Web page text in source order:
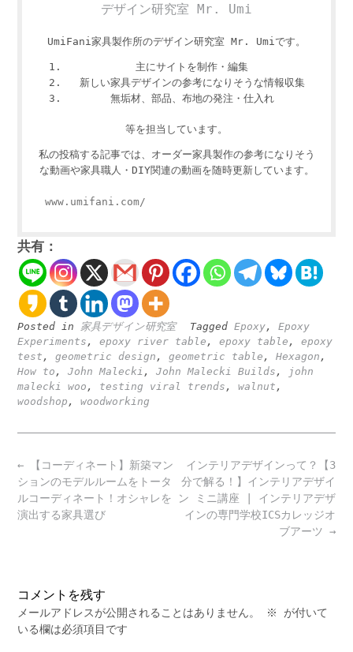
デザイン研究室 Mr. Umi
UmiFani家具製作所のデザイン研究室 Mr. Umiです。
主にサイトを制作・編集
新しい家具デザインの参考になりそうな情報収集
無垢材、部品、布地の発注・仕入れ
等を担当しています。
私の投稿する記事では、オーダー家具製作の参考になりそう
な動画や家具職人・DIY関連の動画を随時更新しています。
www.umifani.com/
共有：
Posted in 家具デザイン研究室 Tagged Epoxy, Epoxy
Experiments , epoxy river table , epoxy table , epoxy
test , geometric design , geometric table , Hexagon ,
How to , John Malecki , John Malecki Builds ,
john
malecki woo , testing viral trends , walnut ,
woodshop , woodworking
Post
navigation
インテリアデザインって？【3
分で解る！】インテリアデザイ
ン ミニ講座 | インテリアデザ
インの専門学校ICSカレッジオ
ブアーツ →
← 【コーディネート】新築マン
ションのモデルルームをトータ
ルコーディネート！オシャレを
演出する家具選び
コメントを残す
メールアドレスが公開されることはありません。 ※
が付いて
いる欄は必須項目です